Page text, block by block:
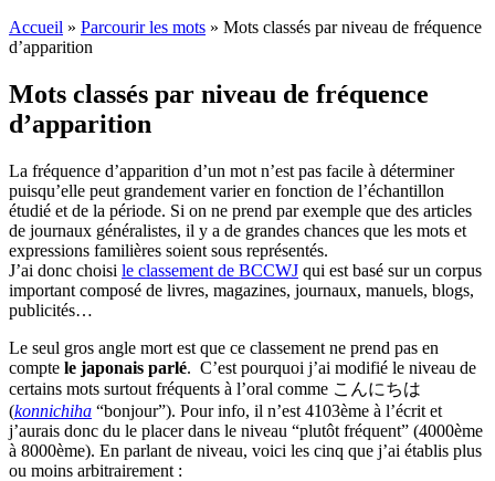
Accueil » Parcourir les mots » Mots classés par niveau de fréquence
d’apparition
Mots classés par niveau de fréquence
d’apparition
La fréquence d’apparition d’un mot n’est pas facile à déterminer
puisqu’elle peut grandement varier en fonction de l’échantillon
étudié et de la période. Si on ne prend par exemple que des articles
de journaux généralistes, il y a de grandes chances que les mots et
expressions familières soient sous représentés.
J’ai donc choisi le classement de BCCWJ qui est basé sur un corpus
important composé de livres, magazines, journaux, manuels, blogs,
publicités…
Le seul gros angle mort est que ce classement ne prend pas en
compte le japonais parlé. C’est pourquoi j’ai modifié le niveau de
certains mots surtout fréquents à l’oral comme こんにちは
(konnichiha “bonjour”). Pour info, il n’est 4103ème à l’écrit et
j’aurais donc du le placer dans le niveau “plutôt fréquent” (4000ème
à 8000ème). En parlant de niveau, voici les cinq que j’ai établis plus
ou moins arbitrairement :